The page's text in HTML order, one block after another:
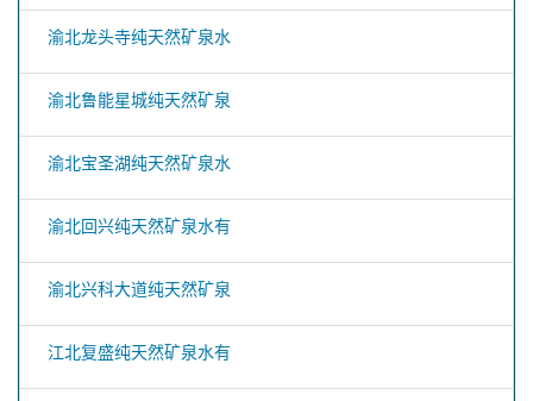
渝北龙头寺纯天然矿泉水
渝北鲁能星城纯天然矿泉
渝北宝圣湖纯天然矿泉水
渝北回兴纯天然矿泉水有
渝北兴科大道纯天然矿泉
江北复盛纯天然矿泉水有